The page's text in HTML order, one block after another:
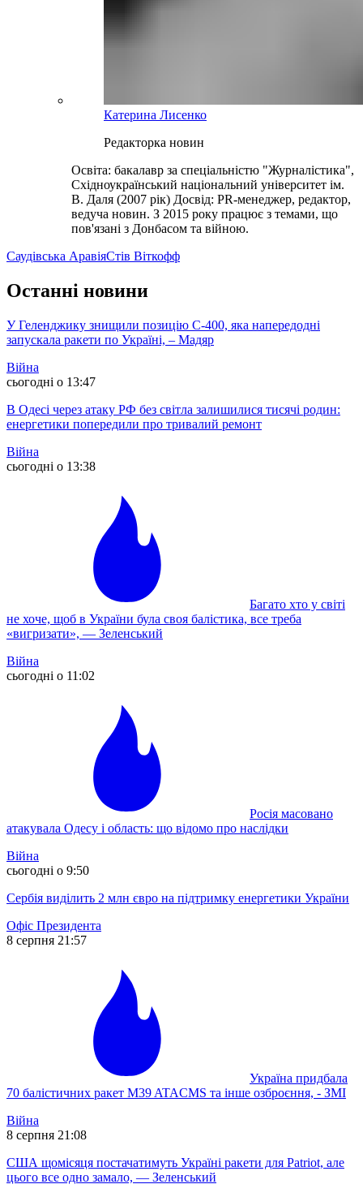
Катерина Лисенко
Редакторка новин
Освіта: бакалавр за спеціальністю "Журналістика",
Східноукраїнський національний університет ім.
В. Даля (2007 рік) Досвід: PR-менеджер, редактор,
ведуча новин. З 2015 року працює з темами, що
пов'язані з Донбасом та війною.
Саудівська АравіяСтів Віткофф
Останні новини
У Геленджику знищили позицію С-400, яка напередодні
запускала ракети по Україні, – Мадяр
Війна
сьогодні о 13:47
В Одесі через атаку РФ без світла залишилися тисячі родин:
енергетики попередили про тривалий ремонт
Війна
сьогодні о 13:38
Багато хто у світі
не хоче, щоб в України була своя балістика, все треба
«вигризати», — Зеленський
Війна
сьогодні о 11:02
Росія масовано
атакувала Одесу і область: що відомо про наслідки
Війна
сьогодні о 9:50
Сербія виділить 2 млн євро на підтримку енергетики України
Офіс Президента
8 серпня 21:57
Україна придбала
70 балістичних ракет M39 ATACMS та інше озброєння, - ЗМІ
Війна
8 серпня 21:08
США щомісяця постачатимуть Україні ракети для Patriot, але
цього все одно замало, — Зеленський